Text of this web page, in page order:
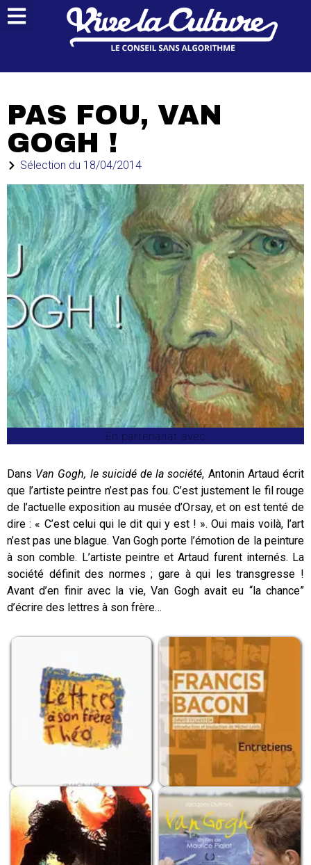
PAS FOU, VAN
GOGH !
Sélection du 18/04/2014
En partenariat avec
Dans Van Gogh, le suicidé de la société, Antonin Artaud écrit
que l’artiste peintre n’est pas fou. C’est justement le fil rouge
de l’actuelle exposition au musée d’Orsay, et on est tenté de
dire : « C’est celui qui le dit qui y est ! ». Oui mais voilà, l’art
n’est pas une blague. Van Gogh porte l’émotion de la peinture
à son comble. L’artiste peintre et Artaud furent internés. La
société définit des normes ; gare à qui les transgresse !
Avant d’en finir avec la vie, Van Gogh avait eu “la chance”
d’écrire des lettres à son frère…